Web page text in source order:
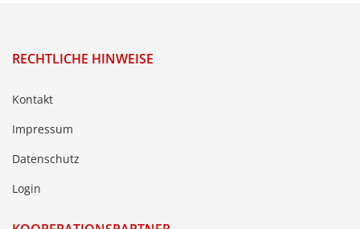
RECHTLICHE HINWEISE
Kontakt
Impressum
Datenschutz
Login